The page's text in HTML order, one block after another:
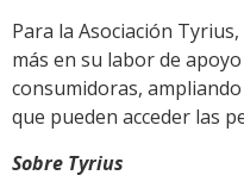
Para la Asociación
más en su labor de
consumidoras,
que pueden acceder las
Sobre Tyrius